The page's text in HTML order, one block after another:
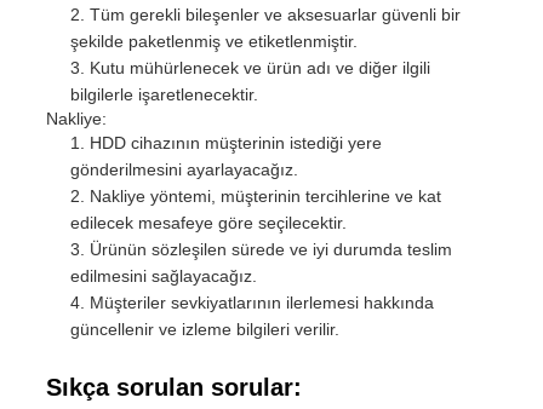
Tüm gerekli bileşenler ve aksesuarlar güvenli bir
şekilde paketlenmiş ve etiketlenmiştir.
Kutu mühürlenecek ve ürün adı ve diğer ilgili
bilgilerle işaretlenecektir.
Nakliye:
HDD cihazının müşterinin istediği yere
gönderilmesini ayarlayacağız.
Nakliye yöntemi, müşterinin tercihlerine ve kat
edilecek mesafeye göre seçilecektir.
Ürünün sözleşilen sürede ve iyi durumda teslim
edilmesini sağlayacağız.
Müşteriler sevkiyatlarının ilerlemesi hakkında
güncellenir ve izleme bilgileri verilir.
Sıkça sorulan sorular: